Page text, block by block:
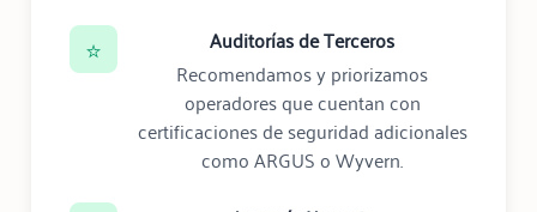
⭐
Auditorías de Terceros
Recomendamos y priorizamos
operadores que cuentan con
certificaciones de seguridad adicionales
como ARGUS o Wyvern.